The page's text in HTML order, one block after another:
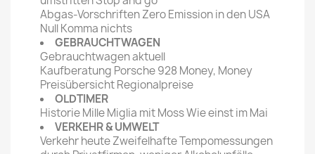
Abgas-Vorschriften Zero Emission in den USA
Null Komma nichts
GEBRAUCHTWAGEN
Gebrauchtwagen aktuell
Kaufberatung Porsche 928 Money, Money
Preisübersicht Regionalpreise
OLDTIMER
Historie Mille Miglia mit Moss Wie einst im Mai
VERKEHR & UMWELT
Verkehr heute Zweifelhafte Tempomessungen